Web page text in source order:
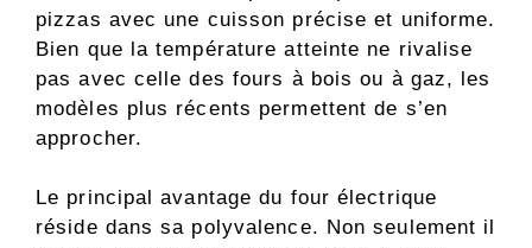
pizzas avec une cuisson précise et uniforme.
Bien que la température atteinte ne rivalise
pas avec celle des fours à bois ou à gaz, les
modèles plus récents permettent de s’en
approcher.
Le principal avantage du four électrique
réside dans sa polyvalence. Non seulement il